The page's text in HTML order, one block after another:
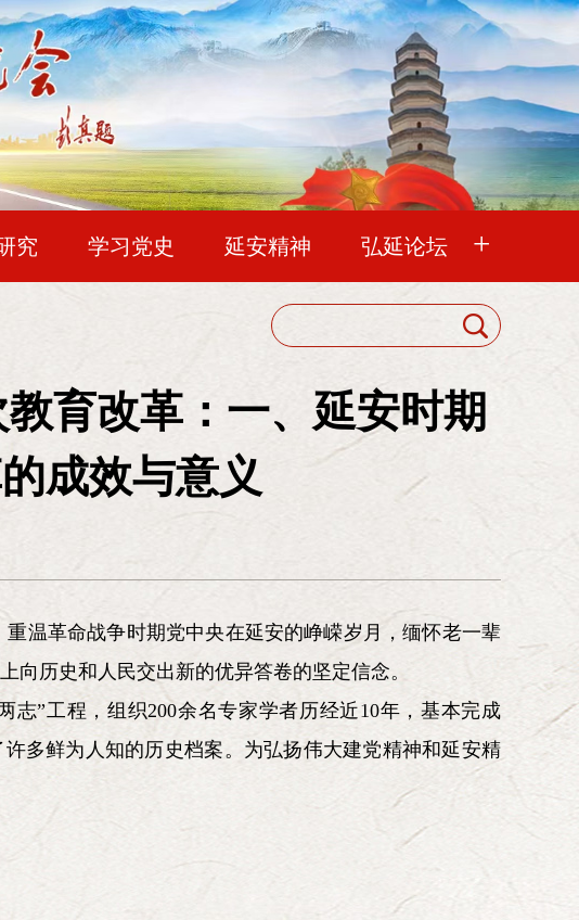
究 学习党史 延安精神 弘延论坛 +
老会刊 新会刊
个出发点。七大在陕北开会，这是陕北人的光荣。
一切工作在这里先行试验。” 《中国共产党第七次
日）
中国延安精神研究会
理事会
常务理事会
京《中华魂》网络信息中心
延安精神基金会
育改革：一、延安时期
成效与意义
温革命战争时期党中央在延安的峥嵘岁月，缅怀老一辈
历史和人民交出新的优异答卷的坚定信念。
”工程，组织200余名专家学者历经近10年，基本完成
多鲜为人知的历史档案。为弘扬伟大建党精神和延安精